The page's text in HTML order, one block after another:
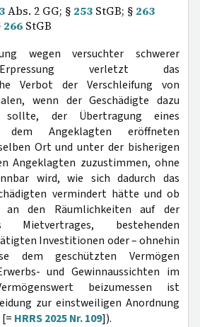
Abs. 2 GG; § 253 StGB; § 263
266 StGB
wegen versuchter schwerer
verletzt das
Verbot der Verschleifung von
wenn der Geschädigte dazu
der Übertragung eines
Angeklagten eröffneten
Ort und unter der bisherigen
Angeklagten zuzustimmen, ohne
wird, wie sich dadurch das
vermindert hätte und ob
den Räumlichkeiten auf der
Mietvertrages, bestehenden
Investitionen oder – ohnehin
dem geschützten Vermögen
und Gewinnaussichten im
beizumessen ist
zur einstweiligen Anordnung
HRRS 2025 Nr. 109]).